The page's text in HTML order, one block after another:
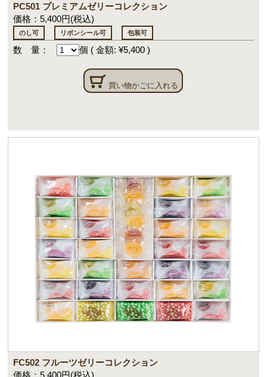
PC501 プレミアムゼリーコレクション
価格：5,400円(税込)
のし可 リボンシール可 包装可
数 量： 個 ( 金額: ¥5,400 )
買い物かごに入れる
FC502 フルーツゼリーコレクション